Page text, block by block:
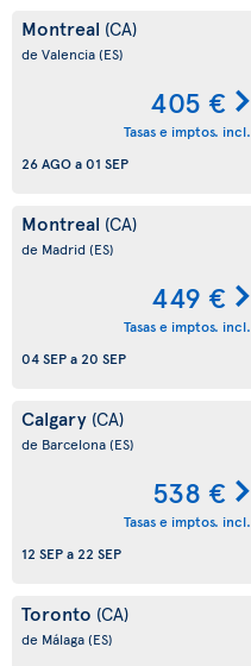
Montreal (CA)
de Valencia(ES)
405 €
Tasas e imptos. incl.
26 AGOa01 SEP
Montreal (CA)
de Madrid(ES)
449 €
Tasas e imptos. incl.
04 SEPa20 SEP
Calgary (CA)
de Barcelona(ES)
538 €
Tasas e imptos. incl.
12 SEPa22 SEP
Toronto (CA)
de Málaga(ES)